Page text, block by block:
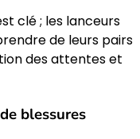
clé ; les lanceurs
de leurs pairs
des attentes et
blessures